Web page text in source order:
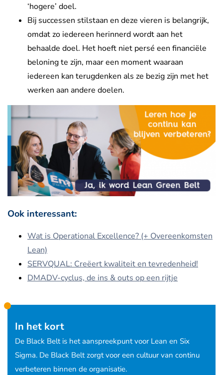
‘hogere’ doel.
Bij successen stilstaan en deze vieren is belangrijk,
omdat zo iedereen herinnerd wordt aan het
behaalde doel. Het hoeft niet persé een financiële
beloning te zijn, maar een moment waaraan
iedereen kan terugdenken als ze bezig zijn met het
werken aan andere doelen.
Ook interessant:
Wat is Operational Excellence? (+ Overeenkomsten
Lean)
SERVQUAL: Creëert kwaliteit en tevredenheid!
DMADV-cyclus, de ins & outs op een rijtje
In het kort
De Black Belt is het aanspreekpunt voor Lean en Six
Sigma. De Black Belt zorgt voor een cultuur van continu
verbeteren binnen de organisatie.